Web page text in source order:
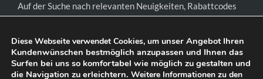
Auf der Suche nach relevanten Neuigkeiten, Rabattcodes
und exklusiven Gutscheinen?
Diese Webseite verwendet Cookies, um unser Angebot Ihren
Kundenwünschen bestmöglich anzupassen und Ihnen das
Surfen bei uns so komfortabel wie möglich zu gestalten und
die Navigation zu erleichtern. Weitere Informationen zu den